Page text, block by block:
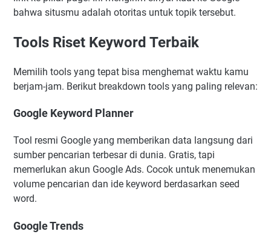
bahwa situsmu adalah otoritas untuk topik tersebut.
Tools Riset Keyword Terbaik
Memilih tools yang tepat bisa menghemat waktu kamu
berjam-jam. Berikut breakdown tools yang paling relevan:
Google Keyword Planner
Tool resmi Google yang memberikan data langsung dari
sumber pencarian terbesar di dunia. Gratis, tapi
memerlukan akun Google Ads. Cocok untuk menemukan
volume pencarian dan ide keyword berdasarkan seed
word.
Google Trends